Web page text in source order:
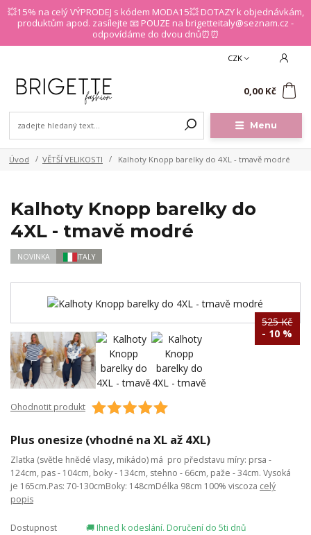
💥15% na celý VÝPRODEJ s kódem MODA15💥 DOTAZY k objednávkám,
produktům apod. zasílejte 📧 POUZE na brigetteitaly@seznam.cz -
odpovídáme do dvou dnů⏰⏰
Menu
CZK
0,00 Kč
Úvod VĚTŠÍ VELIKOSTI Kalhoty Knopp barelky do 4XL - tmavě modré
Kalhoty Knopp barelky do
4XL - tmavě modré
NOVINKA ITALY
525 Kč
- 10 %
Ohodnotit produkt
Plus onesize (vhodné na XL až 4XL)
Zlatka (světle hnědé vlasy, mikádo) má pro představu míry: prsa -
124cm, pas - 104cm, boky - 134cm, stehno - 66cm, paže - 34cm. Vysoká
je 165cm.Pas: 70-130cmBoky: 148cmDélka 98cm 100% viscoza celý
popis
Dostupnost 🚚 Ihned k odeslání. Doručení do 5ti dnů